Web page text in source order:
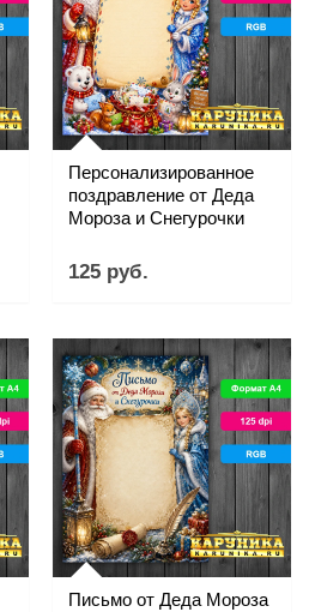
Персонализированное
поздравление от Деда
Мороза и Снегурочки
125 руб.
Письмо от Деда Мороза